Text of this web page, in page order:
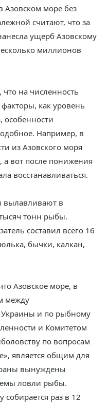
море без
считают, что за
ущерб Азовскому
миллионов
на численность
как уровень
особенности
Например, в
из Азовского моря
а вот после понижения
восстанавливаться.
вылавливают в
тонн рыбы.
составил всего 16
бычки, калкан,
Азовское море, в
между
Украины и по рыбному
и Комитетом
по вопросам
является общим для
вынуждены
ловли рыбы.
раз в 12